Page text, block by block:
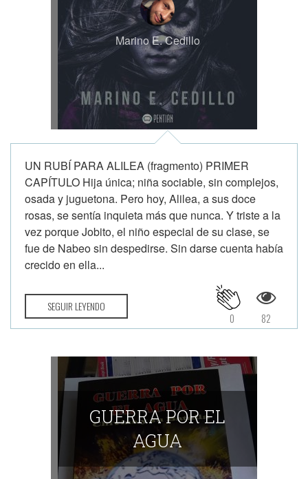
Marino E. Cedillo
UN RUBÍ PARA ALILEA (fragmento) PRIMER
CAPÍTULO Hija única; niña sociable, sin complejos,
osada y juguetona. Pero hoy, Alilea, a sus doce
rosas, se sentía inquieta más que nunca. Y triste a la
vez porque Jobito, el niño especial de su clase, se
fue de Nabeo sin despedirse. Sin darse cuenta había
crecido en ella...
SEGUIR LEYENDO
82
0
GUERRA POR EL
AGUA